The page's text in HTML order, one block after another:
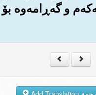
و گه‌ڕامه‌وه